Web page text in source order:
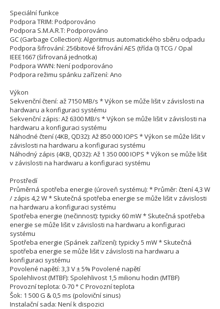
Speciální funkce
Podpora TRIM: Podporováno
Podpora S.M.A.R.T: Podporováno
GC (Garbage Collection): Algoritmus automatického sběru odpadu
Podpora šifrování: 256bitové šifrování AES (třída 0) TCG / Opal
IEEE1667 (šifrovaná jednotka)
Podpora WWN: Není podporováno
Podpora režimu spánku zařízení: Ano
Výkon
Sekvenční čtení: až 7150 MB/s * Výkon se může lišit v závislosti na
hardwaru a konfiguraci systému
Sekvenční zápis: Až 6300 MB/s * Výkon se může lišit v závislosti na
hardwaru a konfiguraci systému
Náhodné čtení (4KB, QD32): Až 850 000 IOPS * Výkon se může lišit v
závislosti na hardwaru a konfiguraci systému
Náhodný zápis (4KB, QD32): Až 1 350 000 IOPS * Výkon se může lišit
v závislosti na hardwaru a konfiguraci systému
Prostředí
Průměrná spotřeba energie (úroveň systému): * Průměr: čtení 4,3 W
/ zápis 4,2 W * Skutečná spotřeba energie se může lišit v závislosti
na hardwaru a konfiguraci systému
Spotřeba energie (nečinnost): typicky 60 mW * Skutečná spotřeba
energie se může lišit v závislosti na hardwaru a konfiguraci
systému
Spotřeba energie (Spánek zařízení): typicky 5 mW * Skutečná
spotřeba energie se může lišit v závislosti na hardwaru a
konfiguraci systému
Povolené napětí: 3,3 V ± 5% Povolené napětí
Spolehlivost (MTBF): Spolehlivost 1,5 milionu hodin (MTBF)
Provozní teplota: 0-70 ° C Provozní teplota
Šok: 1 500 G & 0,5 ms (poloviční sinus)
Instalační sada: Není k dispozici